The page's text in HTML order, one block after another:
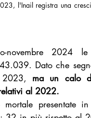
l'Inail registra una
novembre 2024
Dato che
ma un calo
al 2022.
mortale presentate